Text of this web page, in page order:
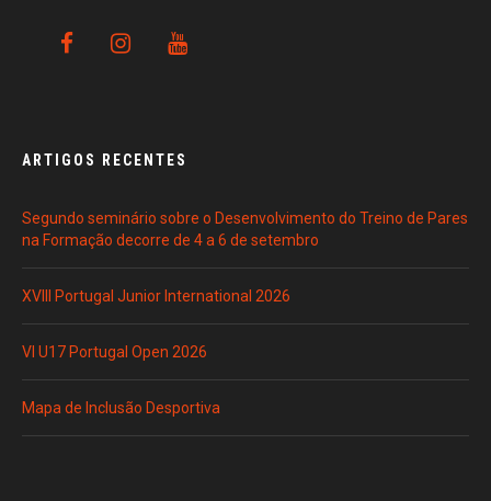
ARTIGOS RECENTES
Segundo seminário sobre o Desenvolvimento do Treino de Pares
na Formação decorre de 4 a 6 de setembro
XVIII Portugal Junior International 2026
VI U17 Portugal Open 2026
Mapa de Inclusão Desportiva